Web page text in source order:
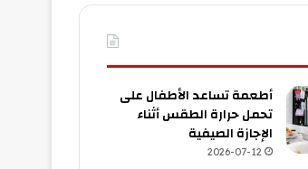
أطعمة تساعد الأطفال على
تحمل حرارة الطقس أثناء
الإجازة الصيفية
2026-07-12